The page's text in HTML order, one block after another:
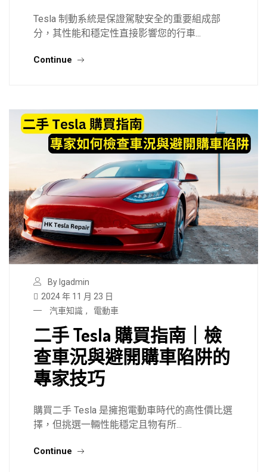
Tesla 制動系統是保證駕駛安全的重要組成部
分，其性能和穩定性直接影響您的行車...
Continue
By lgadmin
2024 年 11 月 23 日
汽車知識 , 電動車
二手 Tesla 購買指南｜檢
查車況與避開購車陷阱的
專家技巧
購買二手 Tesla 是擁抱電動車時代的高性價比選
擇，但挑選一輛性能穩定且物有所...
Continue